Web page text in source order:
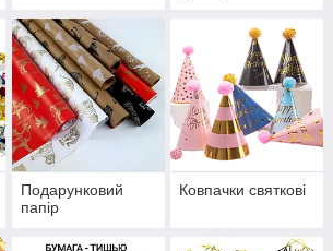
Подарунковий
папір
Ковпачки святкові